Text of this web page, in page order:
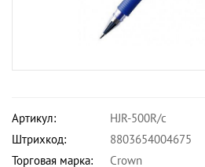
Артикул:
HJR-500R/с
Штрихкод:
8803654004675
Торговая марка:
Crown